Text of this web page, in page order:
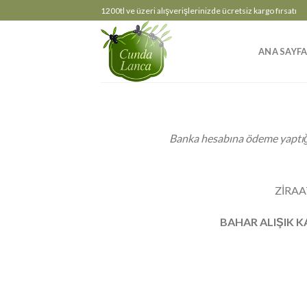
to
1200tl ve üzeri alışverişlerinizde ücretsiz kargo fırsatı
ANA SAYFA
Banka hesabına ödeme
BAHAR ALIŞIK